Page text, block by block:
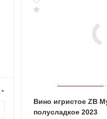
Вино игристое ZB
полусладкое 2023